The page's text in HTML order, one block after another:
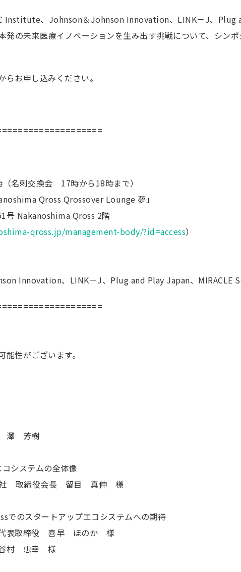
グラム
ス事業
アクセス
Institute、Johnson＆Johnson Innovation、LINK－J、Plug
発の未来医療イノベーションを生み出す挑戦について、シン
お申し込みください。
名刺交換会 17時から18時まで）
Qross Qrossover Lounge 夢」
号 Nakanoshima Qross 2階
qross.jp/management-body/?id=access）
Innovation、LINK－J、Plug and Play Japan、MIRACLE
性がございます。
澤 芳樹
システムの全体像
会社 取締役会長 留目 真伸 様
のスタートアップエコシステムへの期待
代表取締役 喜早 ほのか 様
谷村 忠幸 様